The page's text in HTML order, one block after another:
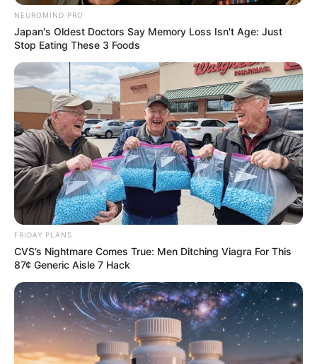
NEUROMIND PRO
Japan's Oldest Doctors Say Memory Loss Isn't Age: Just
Stop Eating These 3 Foods
FRIDAY PLANS
CVS’s Nightmare Comes True: Men Ditching Viagra For This
87¢ Generic Aisle 7 Hack